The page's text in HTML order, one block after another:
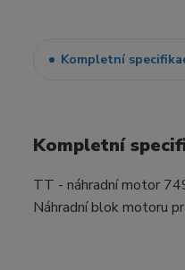
Kompletní
Kompletní
TT - náhradní motor
Náhradní blok motoru